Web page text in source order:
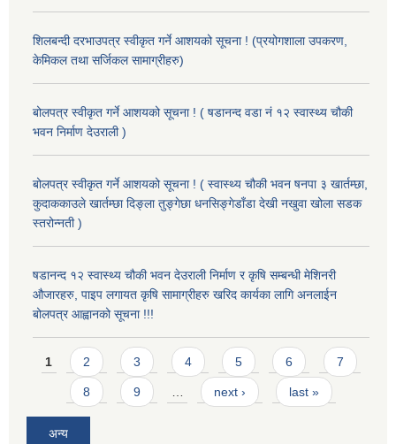
शिलबन्दी दरभाउपत्र स्वीकृत गर्ने आशयको सूचना ! (प्रयोगशाला उपकरण,
केमिकल तथा सर्जिकल सामाग्रीहरु)
बोलपत्र स्वीकृत गर्ने आशयको सूचना ! ( षडानन्द वडा नं १२ स्वास्थ्य चौकी
भवन निर्माण देउराली )
बोलपत्र स्वीकृत गर्ने आशयको सूचना ! ( स्वास्थ्य चौकी भवन षनपा ३ खार्तम्छा,
कुदाककाउले खार्तम्छा दिङ्ला तुङ्गेछा धनसिङ्गेडाँडा देखी नखुवा खोला सडक
स्तरोन्नती )
षडानन्द १२ स्वास्थ्य चौकी भवन देउराली निर्माण र कृषि सम्बन्धी मेशिनरी
औजारहरु, पाइप लगायत कृषि सामाग्रीहरु खरिद कार्यका लागि अनलाईन
बोलपत्र आह्वानको सूचना !!!
Pages
1 2 3 4 5 6 7
8 9 … next › last »
अन्य